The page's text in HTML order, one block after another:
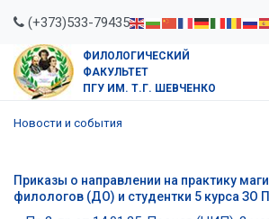
(+373)533-79435
ФИЛОЛОГИЧЕСКИЙ
ФАКУЛЬТЕТ
ПГУ ИМ. Т.Г. ШЕВЧЕНКО
Новости и события
Приказы о направлении на практику
филологов (ДО) и студентки 5 курса ЗО